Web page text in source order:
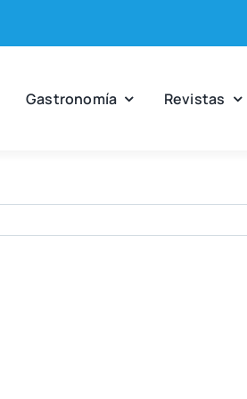
Gas­tro­no­mía Revis­tas